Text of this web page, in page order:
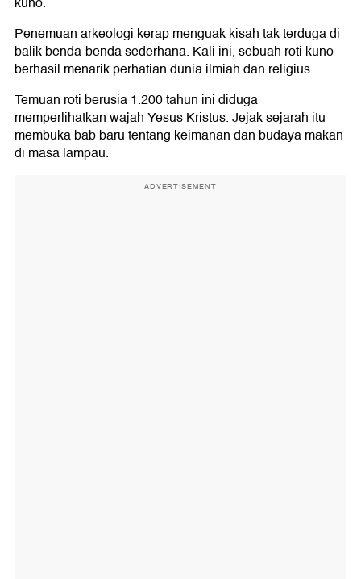
Penemuan arkeologi kerap menguak kisah tak terduga di
balik benda-benda sederhana. Kali ini, sebuah roti kuno
berhasil menarik perhatian dunia ilmiah dan religius.
Temuan roti berusia 1.200 tahun ini diduga
memperlihatkan wajah Yesus Kristus. Jejak sejarah itu
membuka bab baru tentang keimanan dan budaya makan
di masa lampau.
ADVERTISEMENT